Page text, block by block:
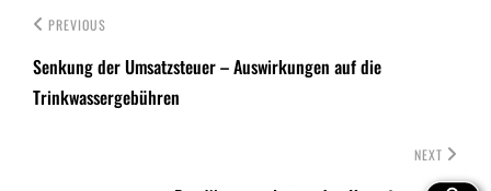
PREVIOUS
Senkung der Umsatzsteuer – Auswirkungen auf die
Trinkwassergebühren
NEXT